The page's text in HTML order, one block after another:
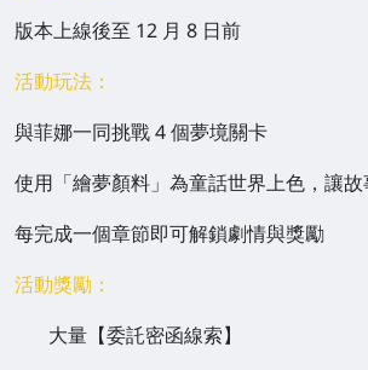
版本上線後至 12 月 8 日前
活動玩法：
與菲娜一同挑戰 4 個夢境關卡
使用「繪夢顏料」為童話世界上色，讓
每完成一個章節即可解鎖劇情與獎勵
活動獎勵：
大量【委託密函線索】